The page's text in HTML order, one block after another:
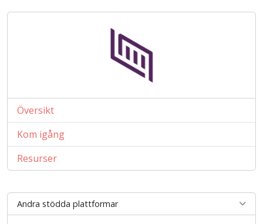
Översikt
Kom igång
Resurser
Andra stödda plattformar